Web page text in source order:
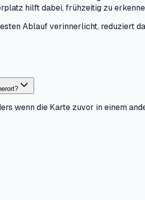
hilft dabei, frühzeitig zu
Ablauf verinnerlicht, reduziert
wenn die Karte zuvor in einem